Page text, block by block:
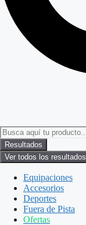
Resultados
Ver todos los resultados
Equipaciones
Accesorios
Deportes
Fuera de Pista
Ofertas